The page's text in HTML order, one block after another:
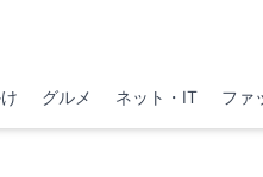
グルメ ネット・IT ファ